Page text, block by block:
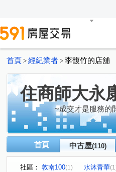
首頁 > 經紀業者 > 李馥竹的店舖
住商師大永
~成交才是服務的
首頁 中古屋(110)
社區： 敦南100(1) 水沐青華